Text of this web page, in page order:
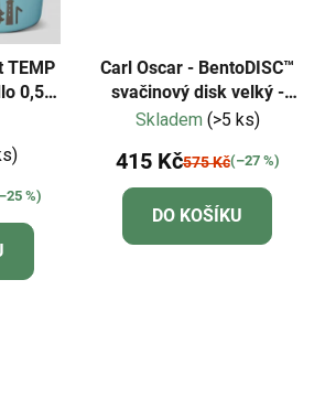
TEMP
0,5l -
%)
Carl Oscar - BentoDISC™
svačinový disk velký -
růžový/panda
Skladem (>5 ks)
415 Kč575 Kč(–27 %)
DO KOŠÍKU